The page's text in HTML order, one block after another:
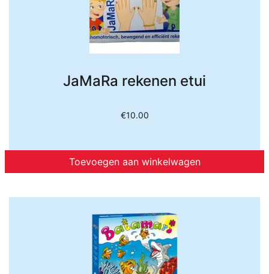
JaMaRa rekenen etui
€10.00
Toevoegen aan winkelwagen